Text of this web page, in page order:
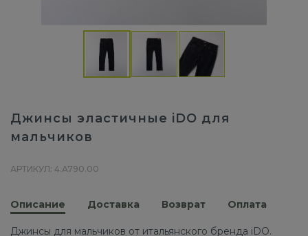
Джинсы эластичные iDO для
мальчиков
АРТИКУЛ: 4.A790.00
Описание Доставка Возврат Оплата
Джинсы для мальчиков от итальянского бренда iDO.